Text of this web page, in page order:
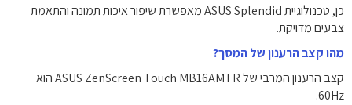
כן, טכנולוגיית ASUS Splendid מאפשרת שיפור איכות תמונה והתאמת
צבעים מדויקת.
מהו קצב הרענון של המסך?
קצב הרענון המרבי של ASUS ZenScreen Touch MB16AMTR הוא
‎60Hz‎.